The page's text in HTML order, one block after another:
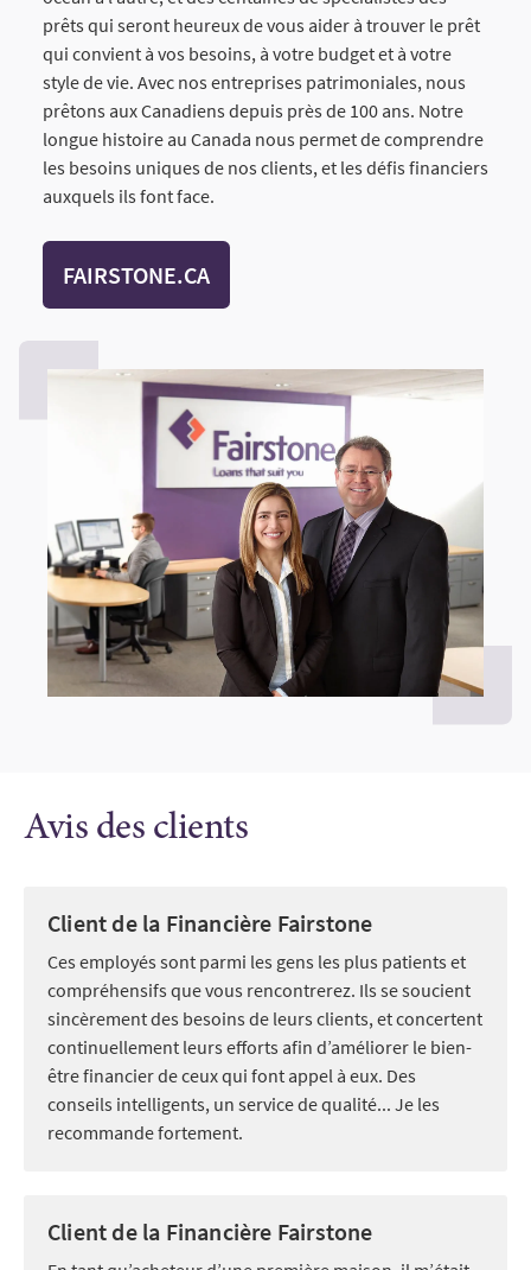
prêts qui seront heureux de vous aider à trouver le prêt
qui convient à vos besoins, à votre budget et à votre
style de vie. Avec nos entreprises patrimoniales, nous
prêtons aux Canadiens depuis près de 100 ans. Notre
longue histoire au Canada nous permet de comprendre
les besoins uniques de nos clients, et les défis financiers
auxquels ils font face.
FAIRSTONE.CA
Avis des clients
Client de la Financière Fairstone
Ces employés sont parmi les gens les plus patients et
compréhensifs que vous rencontrerez. Ils se soucient
sincèrement des besoins de leurs clients, et concertent
continuellement leurs efforts afin d’améliorer le bien-
être financier de ceux qui font appel à eux. Des
conseils intelligents, un service de qualité... Je les
recommande fortement.
Client de la Financière Fairstone